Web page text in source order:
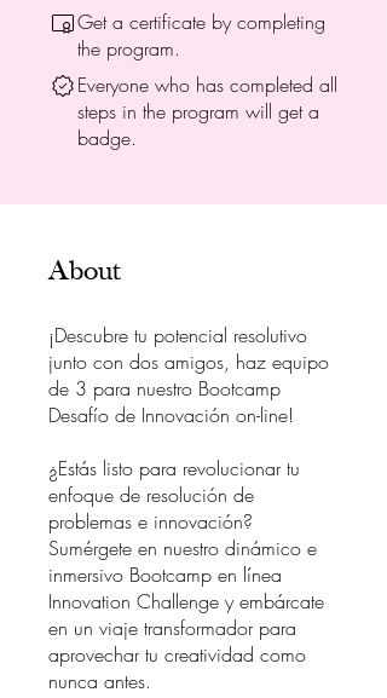
Get a certificate by completing
the program.
Everyone who has completed all
steps in the program will get a
badge.
About
¡Descubre tu potencial resolutivo
junto con dos amigos, haz equipo
de 3 para nuestro Bootcamp
Desafío de Innovación on-line!
¿Estás listo para revolucionar tu
enfoque de resolución de
problemas e innovación?
Sumérgete en nuestro dinámico e
inmersivo Bootcamp en línea
Innovation Challenge y embárcate
en un viaje transformador para
aprovechar tu creatividad como
nunca antes.